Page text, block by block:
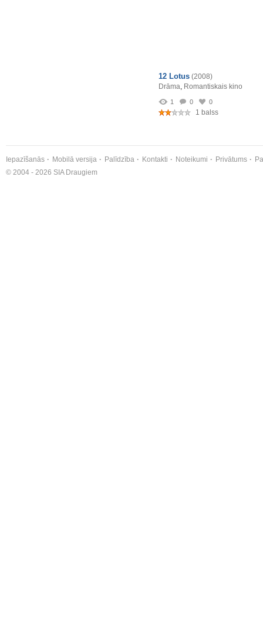
12 Lotus (2008)
Drāma, Romantiskais kino
1 0 0
1 balss
Iepazīšanās Mobilā versija Palīdzība Kontakti Noteikumi Privātums
© 2004 - 2026 SIA Draugiem